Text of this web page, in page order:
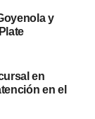
y
en
en el